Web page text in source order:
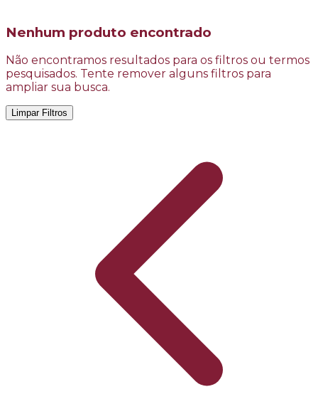
Nenhum produto encontrado
Não encontramos resultados para os filtros ou termos
pesquisados. Tente remover alguns filtros para
ampliar sua busca.
Limpar Filtros